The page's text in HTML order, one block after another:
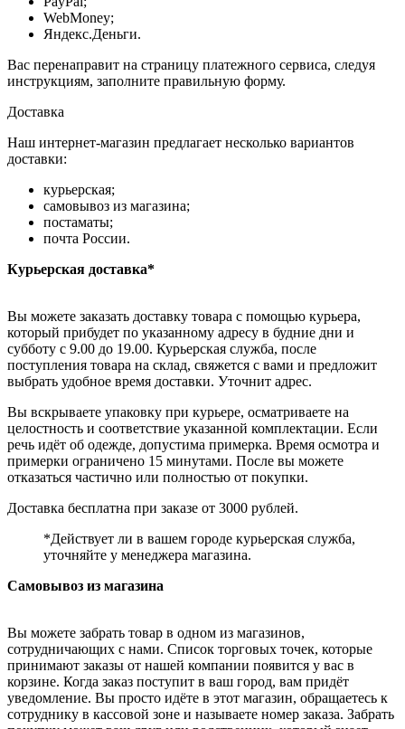
WebMoney;
Яндекс.Деньги.
Вас перенаправит на страницу платежного сервиса, следуя
инструкциям, заполните правильную форму.
Доставка
Наш интернет-магазин предлагает несколько вариантов
доставки:
курьерская;
самовывоз из магазина;
постаматы;
почта России.
Курьерская доставка*
Вы можете заказать доставку товара с помощью курьера,
который прибудет по указанному адресу в будние дни и
субботу с 9.00 до 19.00. Курьерская служба, после
поступления товара на склад, свяжется с вами и предложит
выбрать удобное время доставки. Уточнит адрес.
Вы вскрываете упаковку при курьере, осматриваете на
целостность и соответствие указанной комплектации. Если
речь идёт об одежде, допустима примерка. Время осмотра и
примерки ограничено 15 минутами. После вы можете
отказаться частично или полностью от покупки.
Доставка бесплатна при заказе от 3000 рублей.
*Действует ли в вашем городе курьерская служба,
уточняйте у менеджера магазина.
Самовывоз из магазина
Вы можете забрать товар в одном из магазинов,
сотрудничающих с нами. Список торговых точек, которые
принимают заказы от нашей компании появится у вас в
корзине. Когда заказ поступит в ваш город, вам придёт
уведомление. Вы просто идёте в этот магазин, обращаетесь к
сотруднику в кассовой зоне и называете номер заказа. Забрать